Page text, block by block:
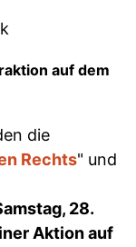
auf dem
die
Rechts" und
28.
Aktion auf